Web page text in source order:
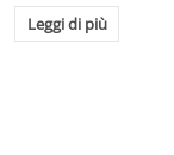
Leggi di più